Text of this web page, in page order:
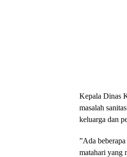
​Kepala Dinas
masalah
keluarga dan
​”Ada
matahari yang